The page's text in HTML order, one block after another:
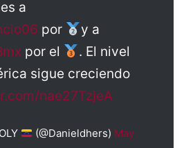
a
por
y a
por el
. El nivel
sigue creciendo
nae27TzjeA
(@Danieldhers) May